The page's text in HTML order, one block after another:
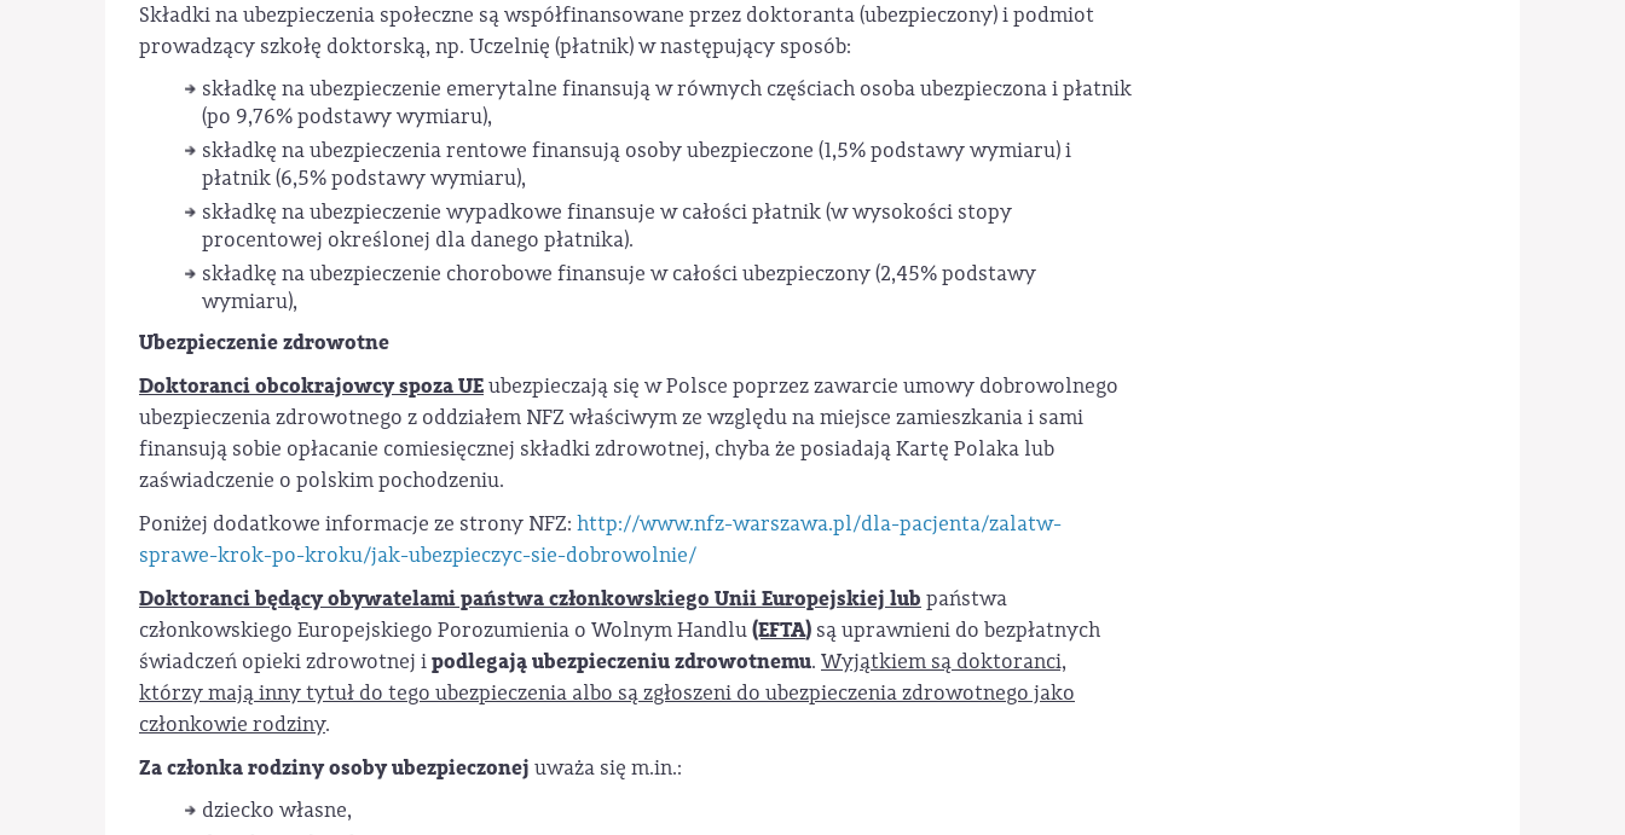
Składki na ubezpieczenia społeczne są współfinansowane przez doktoranta (ubezpieczony) i podmiot
prowadzący szkołę doktorską, np. Uczelnię (płatnik) w następujący sposób:
składkę na ubezpieczenie emerytalne finansują w równych częściach osoba ubezpieczona i płatnik
(po 9,76% podstawy wymiaru),
składkę na ubezpieczenia rentowe finansują osoby ubezpieczone (1,5% podstawy wymiaru) i
płatnik (6,5% podstawy wymiaru),
składkę na ubezpieczenie wypadkowe finansuje w całości płatnik (w wysokości stopy
procentowej określonej dla danego płatnika).
składkę na ubezpieczenie chorobowe finansuje w całości ubezpieczony (2,45% podstawy
wymiaru),
Ubezpieczenie zdrowotne
Doktoranci obcokrajowcy spoza UEubezpieczają się w Polsce poprzez zawarcie umowy dobrowolnego
ubezpieczenia zdrowotnego z oddziałem NFZ właściwym ze względu na miejsce zamieszkania i sami
finansują sobie opłacanie comiesięcznej składki zdrowotnej, chyba że posiadają Kartę Polaka lub
zaświadczenie o polskim pochodzeniu.
Poniżej dodatkowe informacje ze strony NFZ: http://www.nfz-warszawa.pl/dla-pacjenta/zalatw-
sprawe-krok-po-kroku/jak-ubezpieczyc-sie-dobrowolnie/
Doktoranci będący obywatelami państwa członkowskiego Unii Europejskiej lub państwa
członkowskiego Europejskiego Porozumienia o Wolnym Handlu(EFTA) są uprawnieni do bezpłatnych
świadczeń opieki zdrowotnej ipodlegają ubezpieczeniu zdrowotnemu. Wyjątkiem są doktoranci,
którzy mają inny tytuł do tego ubezpieczenia albo są zgłoszeni do ubezpieczenia zdrowotnego jako
członkowie rodziny.
Za członka rodziny osoby ubezpieczonej uważa się m.in.:
dziecko własne,